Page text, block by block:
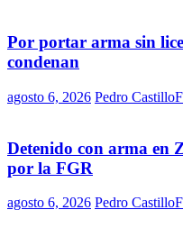
Por portar arma sin
condenan
agosto 6, 2026 Pedro Castillo
Detenido con arma en
por la FGR
agosto 6, 2026 Pedro Castillo